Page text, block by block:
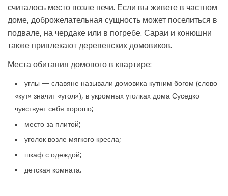
считалось место возле печи. Если вы живете в частном
доме, доброжелательная сущность может поселиться в
подвале, на чердаке или в погребе. Сараи и конюшни
также привлекают деревенских домовиков.
Места обитания домового в квартире:
углы — славяне называли домовика кутним богом (слово
«кут» значит «угол»), в укромных уголках дома Суседко
чувствует себя хорошо;
место за плитой;
уголок возле мягкого кресла;
шкаф с одеждой;
детская комната.